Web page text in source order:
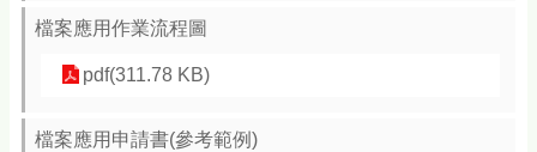
檔案應用作業流程圖
pdf(311.78 KB)
檔案應用申請書(參考範例)